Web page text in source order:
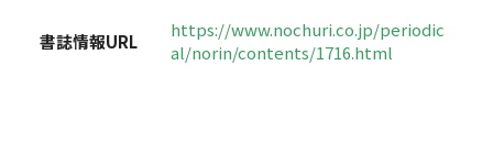
書誌情報URL
https://www.nochuri.co.jp/periodic
al/norin/contents/1716.html